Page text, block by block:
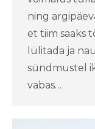
ning
et tiim saaks
lülitada ja
sündmustel
vabas…